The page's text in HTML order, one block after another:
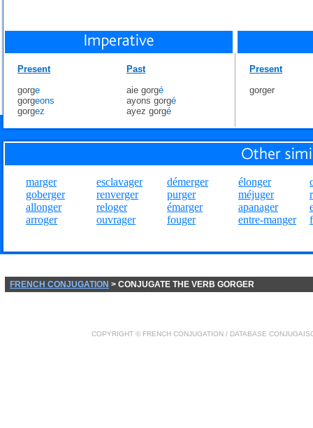
Present
gorge
gorgeons
gorgez
Past
aie gorgé
ayons gorgé
ayez gorgé
Present
gorger
marger
goberger
allonger
arroger
esclavager
renverger
reloger
ouvrager
démerger
purger
émarger
fouger
élonger
méjuger
apanager
entre-manger
FRENCH CONJUGATION > CONJUGATE THE VERB GORGER
COPYRIGHT © FRENCH CONJUGATION / DATABASE